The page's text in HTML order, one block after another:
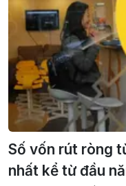
Số vốn rút ròng
nhất kể từ đầu